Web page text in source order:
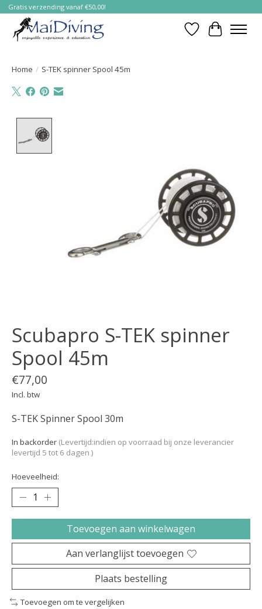
Gratis verzending vanaf €50,00!
Verlanglijst
Home / S-TEK spinner Spool 45m
Scubapro S-TEK spinner
Spool 45m
€77,00
Incl. btw
S-TEK Spinner Spool 30m
In backorder (Levertijd:indien op voorraad bij onze leverancier
levertijd 5 tot 6 dagen )
Hoeveelheid:
Toevoegen aan winkelwagen
Aan verlanglijst toevoegen
Plaats bestelling
Toevoegen om te vergelijken